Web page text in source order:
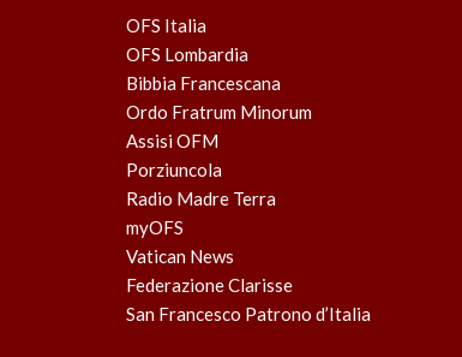
OFS Italia
OFS Lombardia
Bibbia Francescana
Ordo Fratrum Minorum
Assisi OFM
Porziuncola
Radio Madre Terra
myOFS
Vatican News
Federazione Clarisse
San Francesco Patrono d’Italia